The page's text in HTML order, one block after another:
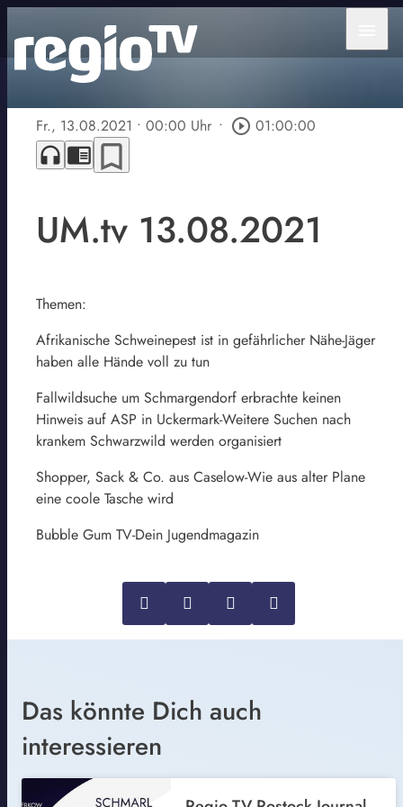
Fr., 13.08.2021 • 00:00 Uhr • play_circle_outline 01:00:00
headphones chrome_reader_mode bookmark_border
UM.tv 13.08.2021
Themen:
Afrikanische Schweinepest ist in gefährlicher Nähe-Jäger
haben alle Hände voll zu tun
Fallwildsuche um Schmargendorf erbrachte keinen
Hinweis auf ASP in Uckermark-Weitere Suchen nach
krankem Schwarzwild werden organisiert
Shopper, Sack & Co. aus Caselow-Wie aus alter Plane
eine coole Tasche wird
Bubble Gum TV-Dein Jugendmagazin
Das könnte Dich auch
interessieren